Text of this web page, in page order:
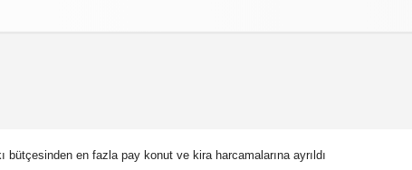
bütçesinden en fazla pay konut ve kira harcamalarına ayrıldı